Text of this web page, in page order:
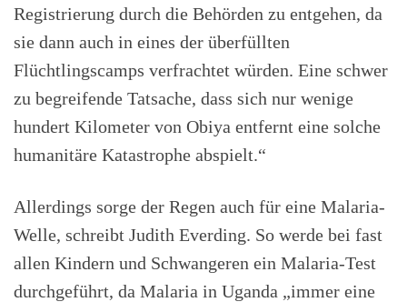
Registrierung durch die Behörden zu entgehen, da
sie dann auch in eines der überfüllten
Flüchtlingscamps verfrachtet würden. Eine schwer
zu begreifende Tatsache, dass sich nur wenige
hundert Kilometer von Obiya entfernt eine solche
humanitäre Katastrophe abspielt.“
Allerdings sorge der Regen auch für eine Malaria-
Welle, schreibt Judith Everding. So werde bei fast
allen Kindern und Schwangeren ein Malaria-Test
durchgeführt, da Malaria in Uganda „immer eine